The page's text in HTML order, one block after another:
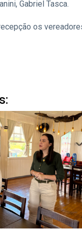
Gabriel Tasca.
os